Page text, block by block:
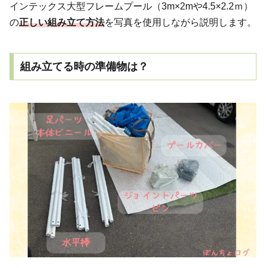
インテックス大型フレームプール（3m×2mや4.5×2.2ｍ）
の正しい組み立て方法を写真を使用しながら説明します。
組み立てる時の準備物は？